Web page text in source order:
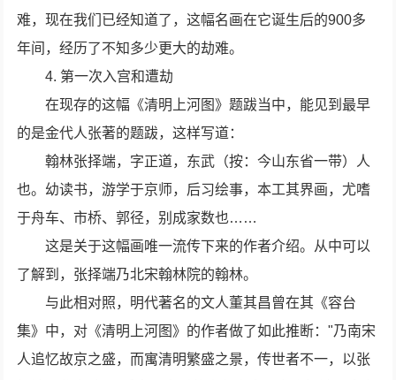
难，现在我们已经知道了，这幅名画在它诞生后的900多
年间，经历了不知多少更大的劫难。
4. 第一次入宫和遭劫
在现存的这幅《清明上河图》题跋当中，能见到最早
的是金代人张著的题跋，这样写道：
翰林张择端，字正道，东武（按：今山东省一带）人
也。幼读书，游学于京师，后习绘事，本工其界画，尤嗜
于舟车、市桥、郭径，别成家数也……
这是关于这幅画唯一流传下来的作者介绍。从中可以
了解到，张择端乃北宋翰林院的翰林。
与此相对照，明代著名的文人董其昌曾在其《容台
集》中，对《清明上河图》的作者做了如此推断："乃南宋
人追忆故京之盛，而寓清明繁盛之景，传世者不一，以张